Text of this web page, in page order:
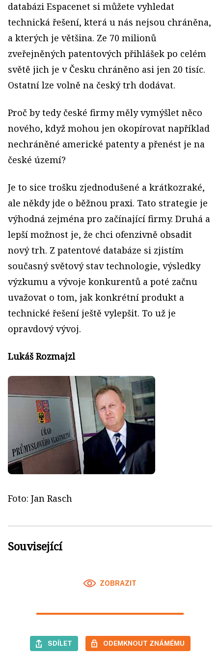
databázi Espacenet si můžete vyhledat
technická řešení, která u nás nejsou chráněna,
a kterých je většina. Ze 70 milionů
zveřejněných patentových přihlášek po celém
světě jich je v Česku chráněno asi jen 20 tisíc.
Ostatní lze volně na český trh dodávat.
Proč by tedy české firmy měly vymýšlet něco
nového, když mohou jen okopírovat například
nechráněné americké patenty a přenést je na
české území?
Je to sice trošku zjednodušené a krátkozraké,
ale někdy jde o běžnou praxi. Tato strategie je
výhodná zejména pro začínající firmy. Druhá a
lepší možnost je, že chci ofenzivně obsadit
nový trh. Z patentové databáze si zjistím
současný světový stav technologie, výsledky
výzkumu a vývoje konkurentů a poté začnu
uvažovat o tom, jak konkrétní produkt a
technické řešení ještě vylepšit. To už je
opravdový vývoj.
Lukáš Rozmajzl
Foto: Jan Rasch
Související
ZOBRAZIT
SDÍLET ODEMKNOUT ZNÁMÉMU